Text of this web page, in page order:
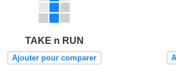
TAKE n RUN
Ajouter pour comparer